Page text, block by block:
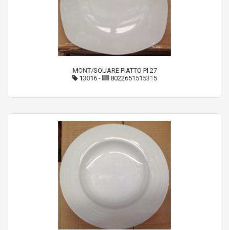
MONT/SQUARE PIATTO PI.27
13016 - 8022651515315